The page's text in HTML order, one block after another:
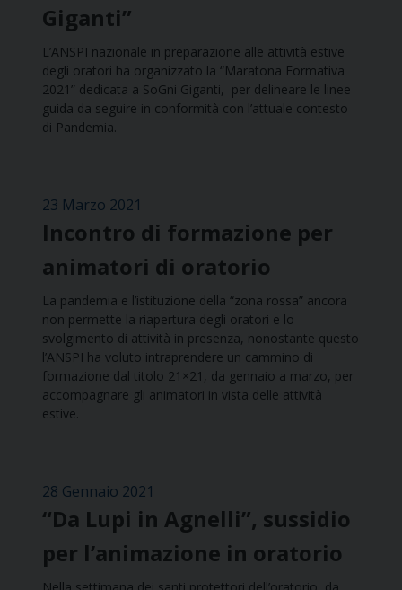
Giganti”
L’ANSPI nazionale in preparazione alle attività estive
degli oratori ha organizzato la “Maratona Formativa
2021” dedicata a SoGni Giganti,​ per delineare le linee
guida da seguire in conformità con l’attuale contesto
di Pandemia.
23 Marzo 2021
Incontro di formazione per
animatori di oratorio
La pandemia e l’istituzione della “zona rossa” ancora
non permette la riapertura degli oratori e lo
svolgimento di attività in presenza, nonostante questo
l’ANSPI ha voluto intraprendere un cammino di
formazione dal titolo 21×21, da gennaio a marzo, per
accompagnare gli animatori in vista delle attività
estive.
28 Gennaio 2021
“Da Lupi in Agnelli”, sussidio
per l’animazione in oratorio